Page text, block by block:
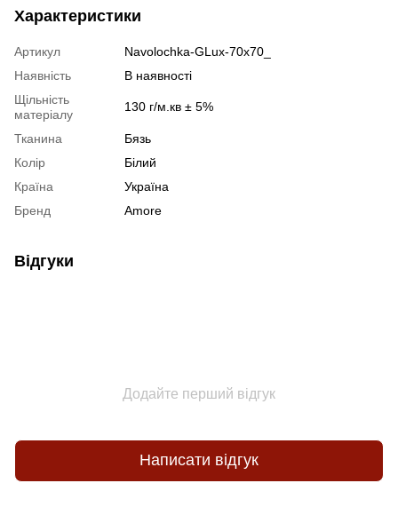
Характеристики
Артикул
Navolochka-GLux-70x70_
Наявність
В наявності
Щільність
матеріалу
130 г/м.кв ± 5%
Тканина
Бязь
Колір
Білий
Країна
Україна
Бренд
Amore
Відгуки
Додайте перший відгук
Написати відгук